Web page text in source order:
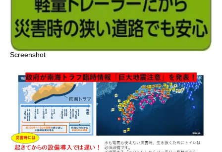
Screenshot